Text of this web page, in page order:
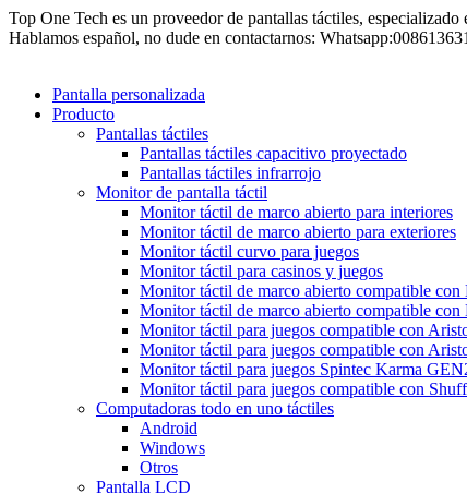
Skip
to
Top One Tech es un proveedor de pantallas táctiles,
Hablamos español, no dude en contactarnos:
Pantalla personalizada
Producto
Pantallas táctiles
Pantallas táctiles capacitivo proyectado
Pantallas táctiles infrarrojo
Monitor de pantalla táctil
Monitor táctil de marco abierto para interiores
Monitor táctil de marco abierto para exteriores
Monitor táctil curvo para juegos
Monitor táctil para casinos y juegos
Monitor táctil de marco abierto compatible con
Monitor táctil de marco abierto compatible
Monitor táctil para juegos compatible con
Monitor táctil para juegos compatible con
Monitor táctil para juegos Spintec Karma
Monitor táctil para juegos compatible con
Computadoras todo en uno táctiles
Android
Windows
Otros
Pantalla LCD